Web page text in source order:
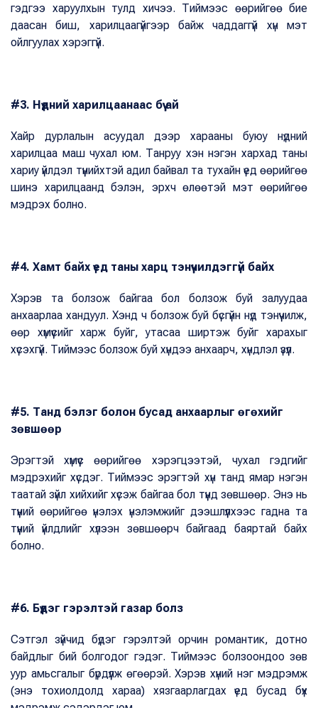
гэдгээ харуулхын тулд хичээ. Тиймээс өөрийгөө бие
даасан биш, харилцаагүйгээр байж чаддаггүй хүн мэт
ойлгуулах хэрэггүй.
#3. Нүдний харилцаанаас бүү ай
Хайр дурлалын асуудал дээр харааны буюу нүдний
харилцаа маш чухал юм. Танруу хэн нэгэн хархад таны
хариу үйлдэл түүнийхтэй адил байвал та тухайн үед өөрийгөө
шинэ харилцаанд бэлэн, эрхч өлөөтэй мэт өөрийгөө
мэдрэх болно.
#4. Хамт байх үед таны харц тэнүүчилдэггүй байх
Хэрэв та болзож байгаа бол болзож буй залуудаа
анхаарлаа хандуул. Хэнд ч болзож буй бүсгүйн нүд тэнүүчилж,
өөр хүмүүсийг харж буйг, утасаа ширтэж буйг харахыг
хүсэхгүй. Тиймээс болзож буй хүндээ анхаарч, хүндлэл үзүүл.
#5. Танд бэлэг болон бусад анхаарлыг өгөхийг
зөвшөөр
Эрэгтэй хүмүүс өөрийгөө хэрэгцээтэй, чухал гэдгийг
мэдрэхийг хүсдэг. Тиймээс эрэгтэй хүн танд ямар нэгэн
таатай зүйл хийхийг хүсэж байгаа бол түүнд зөвшөөр. Энэ нь
түүний өөрийгөө үнэлэх үнэлэмжийг дээшлүүлхээс гадна та
түүний үйлдлийг хүлээн зөвшөөрч байгаад баяртай байх
болно.
#6. Бүдэг гэрэлтэй газар болз
Сэтгэл зүйчид бүдэг гэрэлтэй орчин романтик, дотно
байдлыг бий болгодог гэдэг. Тиймээс болзоондоо зөв
уур амьсгалыг бүрдүүлж өгөөрэй. Хэрэв хүний нэг мэдрэмж
(энэ тохиолдолд хараа) хязгаарлагдах үед бусад бүх